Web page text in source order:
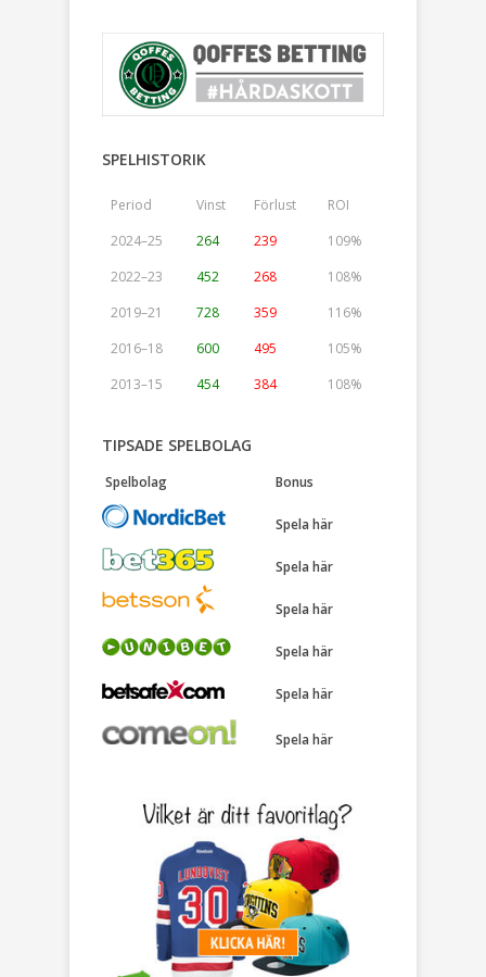
SPELHISTORIK
Period Vinst Förlust
ROI
2024–25
264 239
109%
2022–23
452 268
108%
2019–21
728 359
116%
2016–18
600 495
105%
2013–15
454 384 108%
TIPSADE SPELBOLAG
Spelbolag Bonus
Spela här
Spela här
Spela här
Spela här
Spela här
Spela här